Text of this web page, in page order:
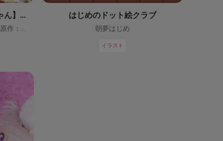
【鬼っ子ハンターついなちゃん】（CV：門脇舞以）プロジェクト！ はじめのドット絵クラブ
朝夢はじめ
イラスト